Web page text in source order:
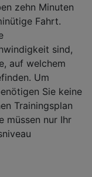
zehn Minuten
Fahrt.
sind,
auf welchem
Um
Sie keine
Trainingsplan
müssen nur Ihr